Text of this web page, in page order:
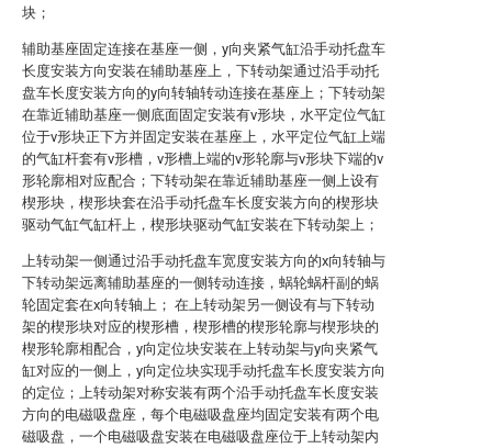
块；
辅助基座固定连接在基座一侧，y向夹紧气缸沿手动托盘车
长度安装方向安装在辅助基座上，下转动架通过沿手动托
盘车长度安装方向的y向转轴转动连接在基座上；下转动架
在靠近辅助基座一侧底面固定安装有v形块，水平定位气缸
位于v形块正下方并固定安装在基座上，水平定位气缸上端
的气缸杆套有v形槽，v形槽上端的v形轮廓与v形块下端的v
形轮廓相对应配合；下转动架在靠近辅助基座一侧上设有
楔形块，楔形块套在沿手动托盘车长度安装方向的楔形块
驱动气缸气缸杆上，楔形块驱动气缸安装在下转动架上；
上转动架一侧通过沿手动托盘车宽度安装方向的x向转轴与
下转动架远离辅助基座的一侧转动连接，蜗轮蜗杆副的蜗
轮固定套在x向转轴上； 在上转动架另一侧设有与下转动
架的楔形块对应的楔形槽，楔形槽的楔形轮廓与楔形块的
楔形轮廓相配合，y向定位块安装在上转动架与y向夹紧气
缸对应的一侧上，y向定位块实现手动托盘车长度安装方向
的定位；上转动架对称安装有两个沿手动托盘车长度安装
方向的电磁吸盘座，每个电磁吸盘座均固定安装有两个电
磁吸盘，一个电磁吸盘安装在电磁吸盘座位于上转动架内